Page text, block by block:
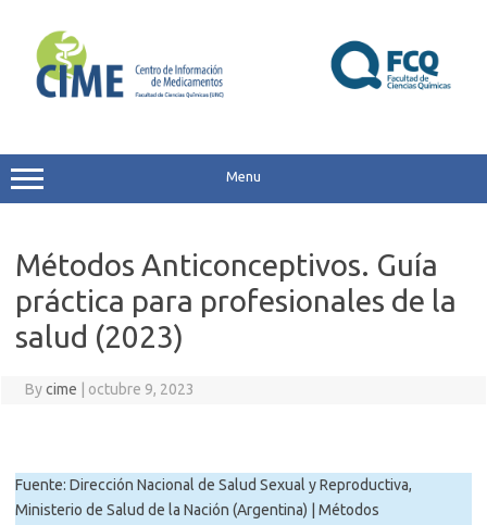
content
Menu
Métodos Anticonceptivos. Guía
práctica para profesionales de la
salud (2023)
Bycime octubre 9, 2023
Fuente: Dirección Nacional de Salud Sexual y Reproductiva,
Ministerio de Salud de la Nación (Argentina) | Métodos